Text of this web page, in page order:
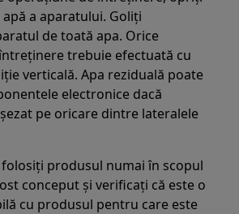
a aparatului. Goliți
de toată apa. Orice
trebuie efectuată cu
verticală. Apa reziduală poate
electronice dacă
pe oricare dintre lateralele
produsul numai în scopul
conceput și verificați că este o
cu produsul pentru care este